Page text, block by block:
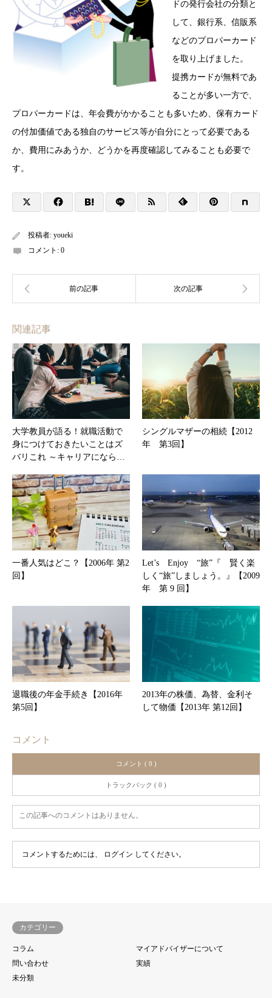
ドの発行会社の分類と
して、銀行系、信販系
などのプロパーカード
を取り上げました。
提携カードが無料であ
ることが多い一方で、
プロパーカードは、年会費がかかることも多いため、保有カード
の付加価値である独自のサービス等が自分にとって必要である
か、費用にみあうか、どうかを再度確認してみることも必要で
す。
投稿者: youeki
コメント: 0
関連記事
大学教員が語る！就職活動で
身につけておきたいことはズ
バリこれ ～キャリアになら…
シングルマザーの相続【2012
年 第3回】
一番人気はどこ？【2006年 第2
回】
Let’s Enjoy “旅”『 賢く楽
しく“旅”しましょう。』【2009
年 第 9 回】
退職後の年金手続き【2016年
第5回】
2013年の株価、為替、金利そ
して物価【2013年 第12回】
コメント
コメント ( 0 )
トラックバック ( 0 )
この記事へのコメントはありません。
コメントするためには、 ログイン してください。
カテゴリー
コラム
マイアドバイザーについて
問い合わせ
実績
未分類